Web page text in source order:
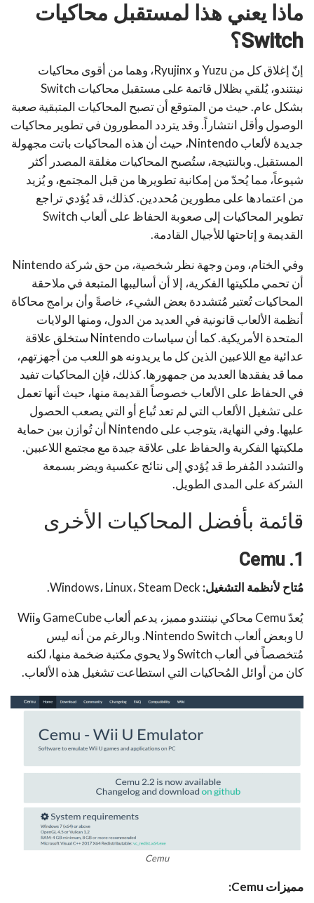
ماذا يعني هذا لمستقبل محاكيات
Switch؟
إنّ إغلاق كل من Yuzu و Ryujinx، وهما من أقوى محاكيات
بشكل عام. حيث من المتوقع أن تصبح المحاكيات المتبقية صعبة
الوصول وأقل انتشاراً. وقد يتردد المطورون في تطوير محاكيات
جديدة لألعاب Nintendo، حيث أن هذه المحاكيات باتت مجهولة
المستقبل. وبالنتيجة، ستُصبح المحاكيات مغلقة المصدر أكثر
شيوعاً، مما يُحدّ من إمكانية تطويرها من قبل المجتمع، و يُزيد
من اعتمادها على مطورين مُحددين. كذلك، قد يُؤدي تراجع
تطوير المحاكيات إلى صعوبة الحفاظ على ألعاب Switch
القديمة و إتاحتها للأجيال القادمة.
وفي الختام، ومن وجهة نظر شخصية، من حق شركة Nintendo
أن تحمي ملكيتها الفكرية، إلا أن أساليبها المتبعة في ملاحقة
المحاكيات تُعتبر مُتشددة بعض الشيء، خاصةً وأن برامج محاكاة
أنظمة الألعاب قانونية في العديد من الدول، ومنها الولايات
المتحدة الأمريكية. كما أن سياسات Nintendo ستخلق علاقة
عدائية مع اللاعبين الذين كل ما يريدونه هو اللعب من أجهزتهم،
مما قد يفقدها العديد من جمهورها. كذلك، فإن المحاكيات تفيد
في الحفاظ على الألعاب خصوصاً القديمة منها، حيث أنها تعمل
على تشغيل الألعاب التي لم تعد تُباع أو التي يصعب الحصول
عليها. وفي النهاية، يتوجب على Nintendo أن تُوازن بين حماية
ملكيتها الفكرية والحفاظ على علاقة جيدة مع مجتمع اللاعبين.
والتشدد المُفرط قد يُؤدي إلى نتائج عكسية ويضر بسمعة
الشركة على المدى الطويل.
قائمة بأفضل المحاكيات الأخرى
1.
Cemu
مُتاح لأنظمة التشغيل:
يُعدّ Cemu محاكي نينتندو مميز، يدعم ألعاب GameCube وWii
U وبعض ألعاب Nintendo Switch. وبالرغم من أنه ليس
مُتخصصاً في ألعاب Switch ولا يحوي مكتبة ضخمة منها، لكنه
كان من أوائل المُحاكيات التي استطاعت تشغيل هذه الألعاب.
Cemu
مميزات Cemu
: